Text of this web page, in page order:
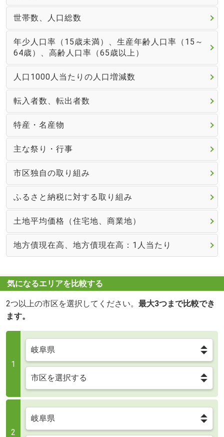
世帯数、人口総数
年少人口率（15歳未満）、生産年齢人口率（15～
64歳）、高齢人口率（65歳以上）
人口1000人当たりの人口増減数
転入者数、転出者数
特産・名産物
主な祭り・行事
市区独自の取り組み
ふるさと納税に対する取り組み
土地平均価格（住宅地、商業地）
地方債現在高、地方債現在高：1人当たり
気になるエリアを比較する
2つ以上の市区を選択してください。 最大3つまで比較でき
ます。
1
2